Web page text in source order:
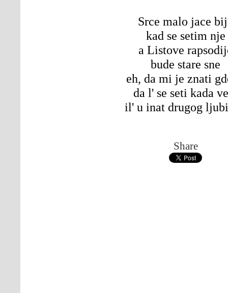
Srce malo jace
kad se setim nje
a Listove
bude stare sne
eh, da mi je znati
da l' se seti kada
il' u inat drugog
Share